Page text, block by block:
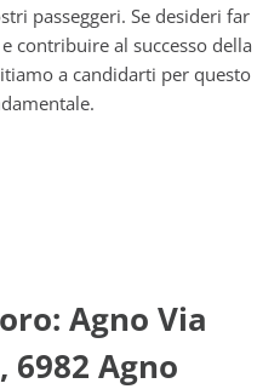
passeggeri. Se desideri far
contribuire al successo della
a candidarti per questo
Agno Via
6982 Agno